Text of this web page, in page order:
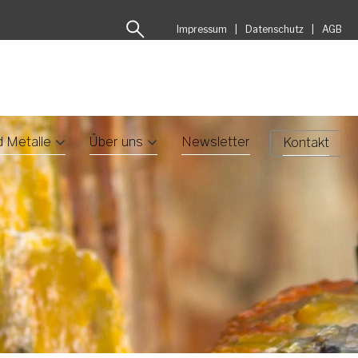
Impressum Datenschutz AGB
Metalle Über uns Newsletter Kontakt